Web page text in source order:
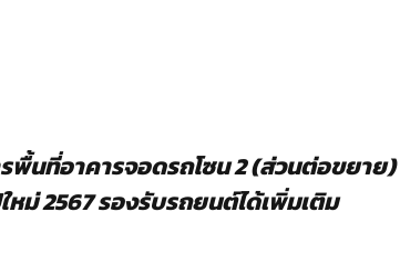
พื้นที่อาคารจอดรถโซน 2 (ส่วนต่อขยาย)
ม่ 2567 รองรับรถยนต์ได้เพิ่มเติม